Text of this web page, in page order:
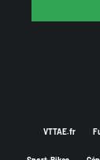
VTTAE.fr